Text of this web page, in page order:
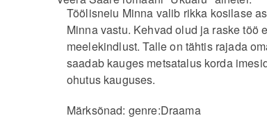
Töölisneiu Minna valib rikka kosilase
Minna vastu. Kehvad olud ja raske töö
meelekindlust. Talle on tähtis rajada
saadab kauges metsatalus korda
ohutus kauguses.
Märksõnad: genre:Draama